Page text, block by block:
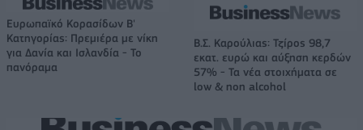
Ευρωπαϊκό Κορασίδων Β'
Κατηγορίας: Πρεμιέρα με νίκη
για Δανία και Ισλανδία - Το
πανόραμα
Β.Σ. Καρούλιας: Τζίρος 98,7
εκατ. ευρώ και αύξηση κερδών
57% - Τα νέα στοιχήματα σε
low & non alcohol